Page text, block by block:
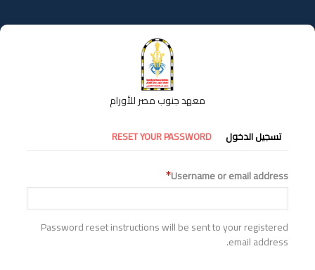
إلى
المحتوى
معهد جنوب مصر للأورام
التبويبات
الأساسية
تسجيل الدخول RESET YOUR PASSWORD
Username or email address
Password reset instructions will be sent to your registered
email address.